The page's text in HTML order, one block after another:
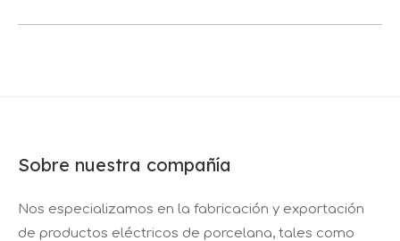
Sobre nuestra compañía
Nos especializamos en la fabricación y exportación
de productos eléctricos de porcelana, tales como